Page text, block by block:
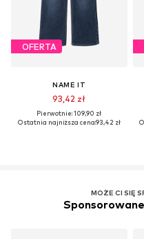
OFERTA
NAME IT
93,42 zł
Pierwotnie: 109,90 zł
Ostatnia najniższa cena:93,42 zł
MOŻE CI SIĘ